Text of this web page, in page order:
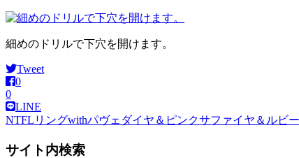
細めのドリルで下穴を開けます。
Tweet
0
0
LINE
投
稿
NTFLリングwithパヴェダイヤ＆ピンクサファイヤ＆ルビー
サイト内検索